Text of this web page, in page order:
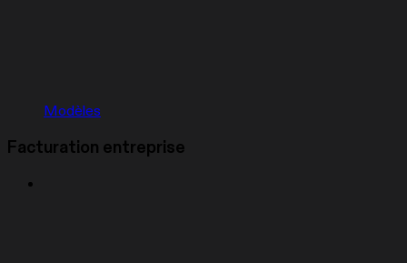
Modèles
Facturation entreprise